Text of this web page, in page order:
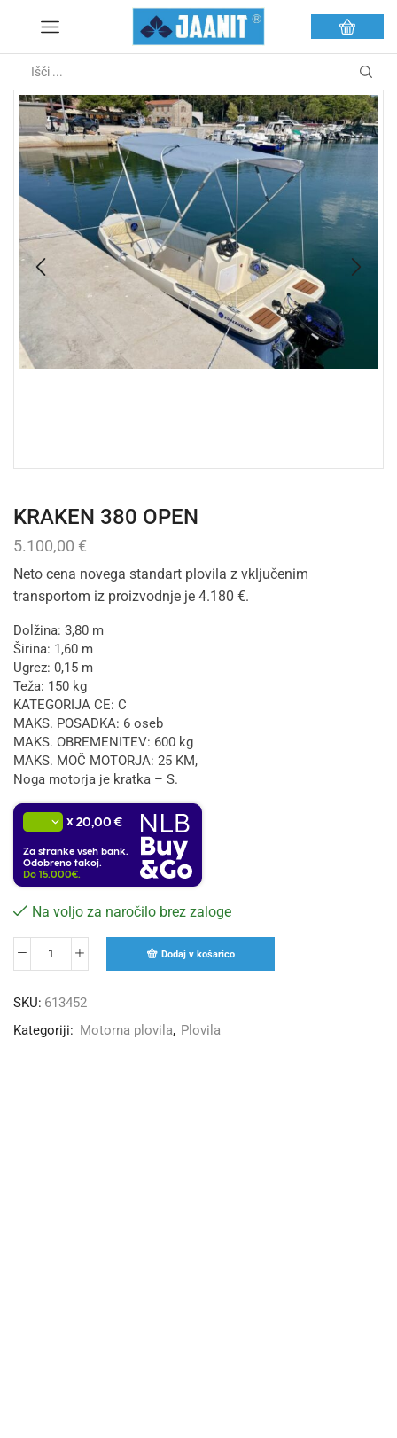
KRAKEN 380 OPEN
5.100,00 €
Neto cena novega standart plovila z vključenim
transportom iz proizvodnje je 4.180 €.
Dolžina: 3,80 m
Širina: 1,60 m
Ugrez: 0,15 m
Teža: 150 kg
KATEGORIJA CE: C
MAKS. POSADKA: 6 oseb
MAKS. OBREMENITEV: 600 kg
MAKS. MOČ MOTORJA: 25 KM,
Noga motorja je kratka – S.
x20,00 €
Za stranke vseh bank.
Odobreno takoj.
Do 15.000€.
Na voljo za naročilo brez zaloge
Dodaj v košarico
SKU: 613452
Kategoriji: Motorna plovila, Plovila